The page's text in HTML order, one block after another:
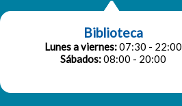
Biblioteca
Lunes a viernes:07:30 - 22:00
Sábados:08:00 - 20:00